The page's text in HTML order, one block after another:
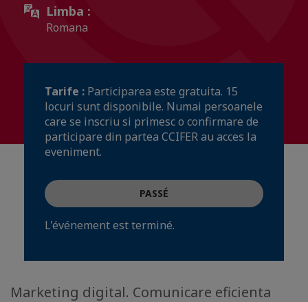
Limba :
Romana
Tarife : Participarea este gratuita. 15
locuri sunt disponibile. Numai persoanele
care se inscriu si primesc o confirmare de
participare din partea CCIFER au acces la
eveniment.
PASSÉ
L'événement est terminé.
Marketing digital. Comunicare eficienta